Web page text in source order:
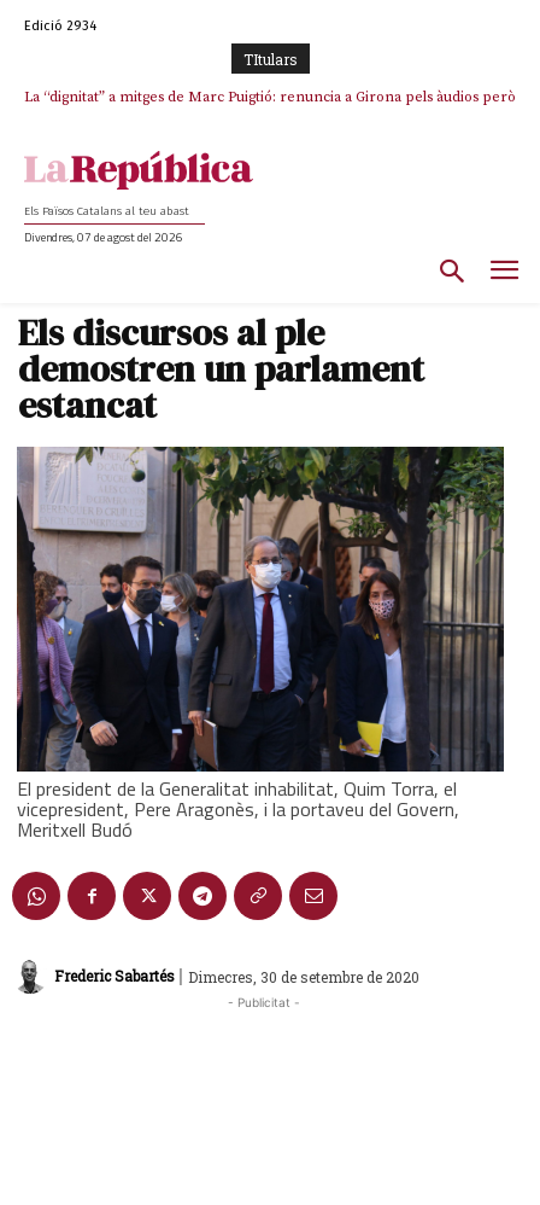
Edició 2934
TItulars
La “dignitat” a mitges de Marc Puigtió: renuncia a Girona pels àudios però
Els Països Catalans al teu abast
Divendres, 07 de agost del 2026
Els discursos al ple
demostren un parlament
estancat
El president de la Generalitat inhabilitat, Quim Torra, el
vicepresident, Pere Aragonès, i la portaveu del Govern,
Meritxell Budó
Frederic Sabartés | Dimecres, 30 de setembre de 2020
- Publicitat -